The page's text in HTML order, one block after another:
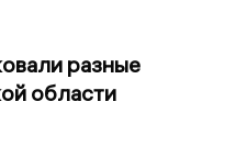
разные
области